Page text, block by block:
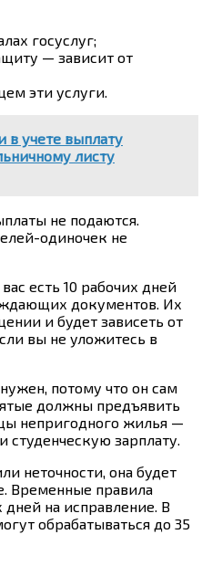
госуслуг;
— зависит от
эти услуги.
в учете выплату
листу
не подаются.
одиночек не
есть 10 рабочих дней
документов. Их
и будет зависеть от
вы не уложитесь в
потому что он сам
должны предъявить
непригодного жилья —
студенческую зарплату.
неточности, она будет
Временные правила
на исправление. В
обрабатываться до 35